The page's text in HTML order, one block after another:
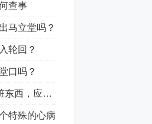
查事
马立堂吗？
轮回？
口吗？
该如何处理？
特殊的心病